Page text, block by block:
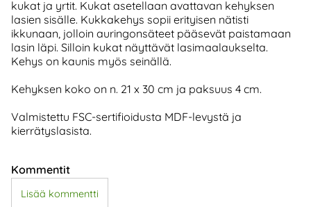
kukat ja yrtit. Kukat asetellaan avattavan kehyksen
lasien sisälle. Kukkakehys sopii erityisen nätisti
ikkunaan, jolloin auringonsäteet pääsevät paistamaan
lasin läpi. Silloin kukat näyttävät lasimaalaukselta.
Kehys on kaunis myös seinällä.
Kehyksen koko on n. 21 x 30 cm ja paksuus 4 cm.
Valmistettu FSC-sertifioidusta MDF-levystä ja
kierrätyslasista.
Kommentit
Lisää kommentti